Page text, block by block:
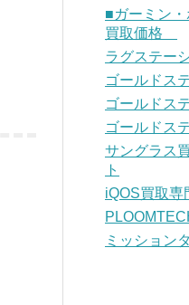
■ガーミン
買取価格
ラグステー
ゴールドス
ゴールドス
ゴールドス
サングラス
ト
iQOS買取専
ミッション